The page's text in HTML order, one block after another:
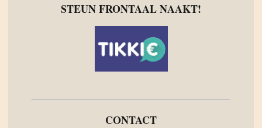
STEUN FRONTAAL NAAKT!
CONTACT